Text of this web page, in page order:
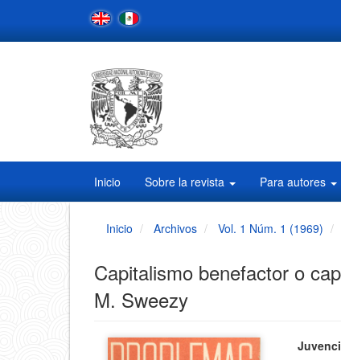
Contenido
Inicio Sobre la revista Para autores
Inicio Archivos Vol. 1 Núm. 1 (1969)
Capitalismo benefactor o
M. Sweezy
Barra